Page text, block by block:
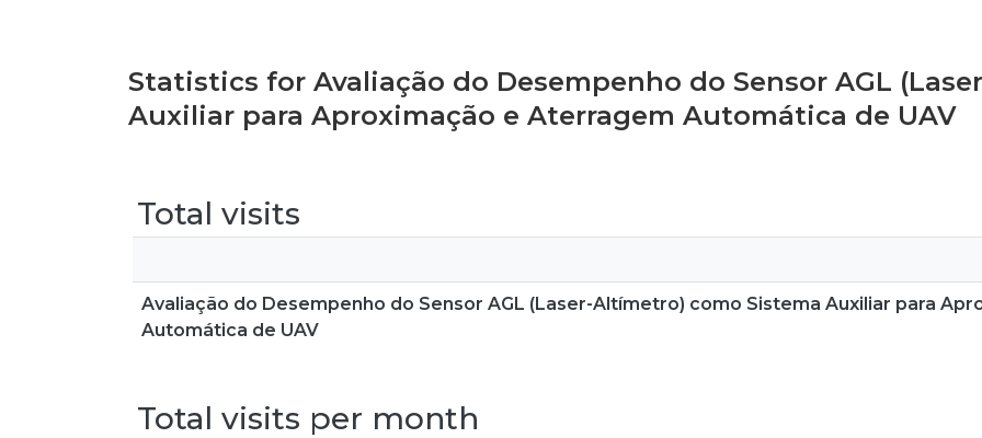
Statistics for Avaliação do Desempenho do Sensor AGL
Auxiliar para Aproximação e Aterragem Automática de UAV
Total visits
Avaliação do Desempenho do Sensor AGL (Laser-Altímetro) como Sistema Auxiliar para
Automática de UAV
Total visits per month